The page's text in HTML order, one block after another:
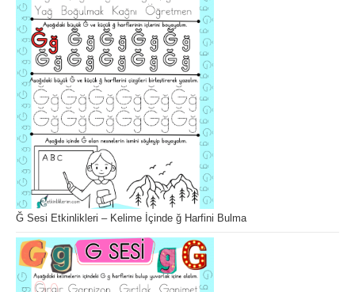
Ğ Sesi Etkinlikleri – Kelime İçinde ğ Harfini Bulma